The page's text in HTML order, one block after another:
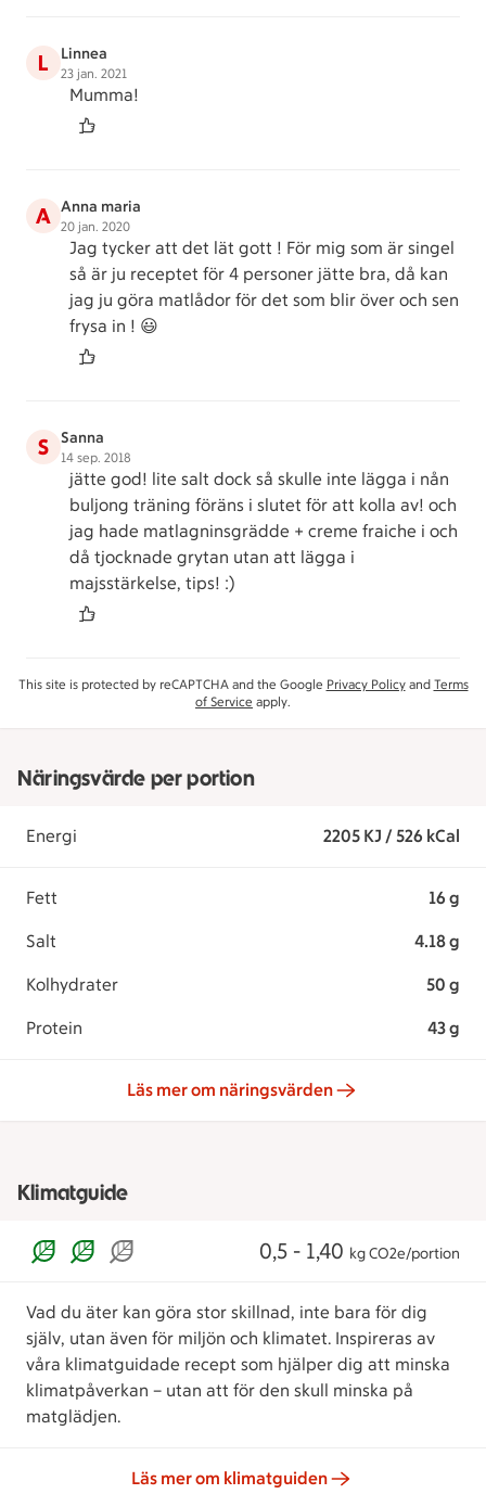
L Linnea
23 jan. 2021
Mumma!
A Anna maria
20 jan. 2020
Jag tycker att det lät gott ! För mig som är singel
så är ju receptet för 4 personer jätte bra, då kan
jag ju göra matlådor för det som blir över och sen
frysa in ! 😃
S Sanna
14 sep. 2018
jätte god! lite salt dock så skulle inte lägga i nån
buljong träning föräns i slutet för att kolla av! och
jag hade matlagninsgrädde + creme fraiche i och
då tjocknade grytan utan att lägga i
majsstärkelse, tips! :)
This site is protected by reCAPTCHA and the Google Privacy Policyand Terms
of Service apply.
Näringsvärde per portion
Energi 2205 KJ / 526 kCal
Fett 16 g
Salt 4.18 g
Kolhydrater 50 g
Protein 43 g
Läs mer om näringsvärden
Klimatguide
0,5 - 1,40 kg CO2e/portion
Vad du äter kan göra stor skillnad, inte bara för dig
själv, utan även för miljön och klimatet. Inspireras av
våra klimatguidade recept som hjälper dig att minska
klimatpåverkan – utan att för den skull minska på
matglädjen.
Läs mer om klimatguiden